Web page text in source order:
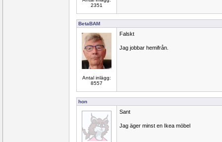
2351
BetaBAM
Antal inlägg:
8557
Falskt
Jag jobbar hemifrån.
hon
Sant
Jag äger minst en Ikea möbel